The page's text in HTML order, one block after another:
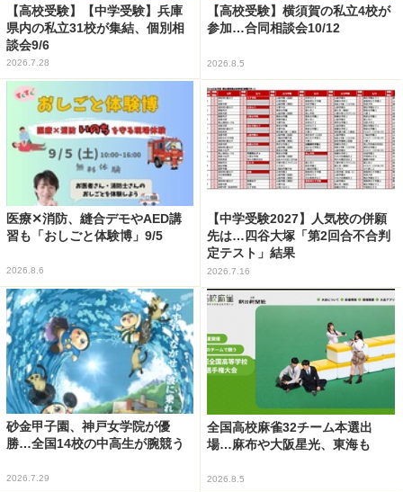
【高校受験】【中学受験】兵庫
県内の私立31校が集結、個別相
談会9/6
2026.7.28
【高校受験】横須賀の私立4校が
参加…合同相談会10/12
2026.8.5
医療✕消防、縫合デモやAED講
習も「おしごと体験博」9/5
2026.8.6
【中学受験2027】人気校の併願
先は…四谷大塚「第2回合不合判
定テスト」結果
2026.7.16
砂金甲子園、神戸女学院が優
勝…全国14校の中高生が腕競う
2026.7.29
全国高校麻雀32チーム本選出
場…麻布や大阪星光、東海も
2026.8.5